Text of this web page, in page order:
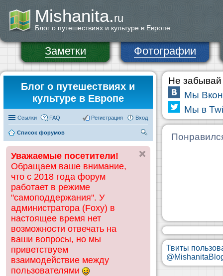
Mishanita.ru
Блог о путешествиях и культуре в Европе
Заметки Фотографии
Блог о путешествиях и
культуре в Европе
Ссылки FAQ Вход
Регистрация
Список форумов
ск
Уважаемые посетители!
Обращаем ваше внимание,
что с 2018 года форум
работает в режиме
"самоподдержания". У
администратора (Foxy) в
настоящее время нет
возможности отвечать на
ваши вопросы, но мы
приветствуем
взаимодействие между
пользователями
Не забывай
Мы
Мы в
Твиты